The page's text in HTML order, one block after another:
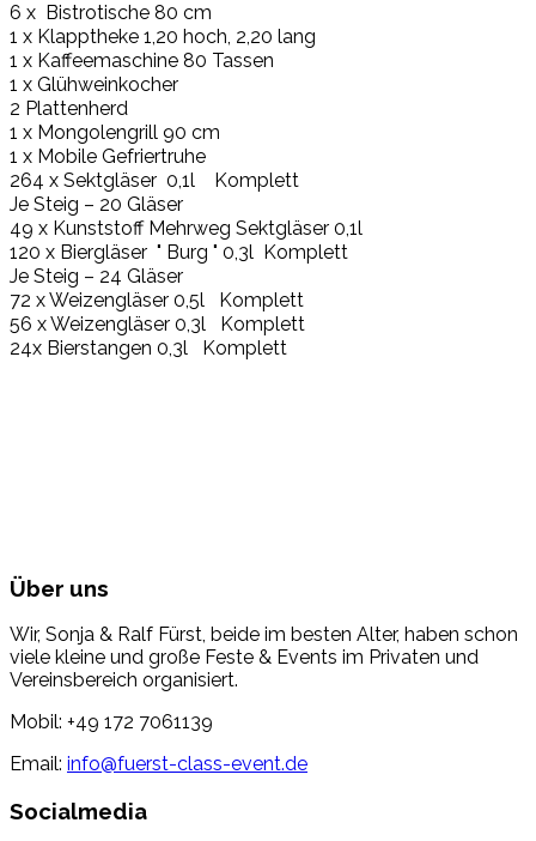
6 x Bistrotische 80 cm
1 x Klapptheke 1,20 hoch, 2,20 lang
1 x Kaffeemaschine 80 Tassen
1 x Glühweinkocher
2 Plattenherd
1 x Mongolengrill 90 cm
1 x Mobile Gefriertruhe
264 x Sektgläser 0,1l Komplett
Je Steig – 20 Gläser
49 x Kunststoff Mehrweg Sektgläser 0,1l
120 x Biergläser " Burg " 0,3l Komplett
Je Steig – 24 Gläser
72 x Weizengläser 0,5l Komplett
56 x Weizengläser 0,3l Komplett
24x Bierstangen 0,3l Komplett
Über uns
Wir, Sonja & Ralf Fürst, beide im besten Alter, haben schon
viele kleine und große Feste & Events im Privaten und
Vereinsbereich organisiert.
Mobil: ‭+49 172 7061139‬
Email: info@fuerst-class-event.de
Socialmedia